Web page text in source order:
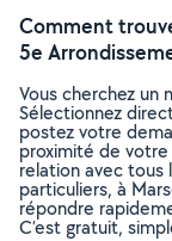
Comment
5e
Vous cherchez un
Sélectionnez
postez votre
proximité de votre
relation avec tous
particuliers, à
répondre
C’est gratuit,